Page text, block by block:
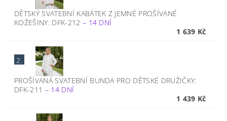
DĚTSKÝ SVATEBNÍ KABÁTEK Z JEMNÉ PROŠÍVANÉ
KOŽEŠINY: DFK-212 – 14 DNÍ
1 639 Kč
2.
PROŠÍVANÁ SVATEBNÍ BUNDA PRO DĚTSKÉ DRUŽIČKY:
DFK-211 – 14 DNÍ
1 439 Kč